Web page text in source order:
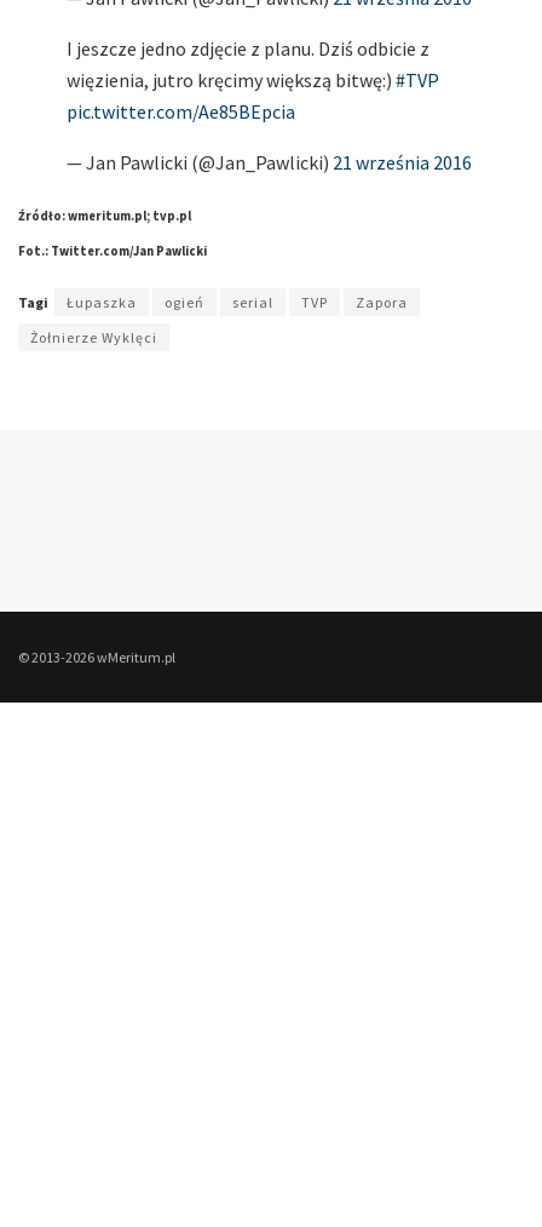
I jeszcze jedno zdjęcie z planu. Dziś odbicie z
więzienia, jutro kręcimy większą bitwę:) #TVP
pic.twitter.com/Ae85BEpcia
— Jan Pawlicki (@Jan_Pawlicki) 21 września 2016
Źródło: wmeritum.pl; tvp.pl
Fot.: Twitter.com/Jan Pawlicki
Tagi Łupaszka ogień serial TVP
Zapora
Żołnierze Wyklęci
© 2013-2026 wMeritum.pl